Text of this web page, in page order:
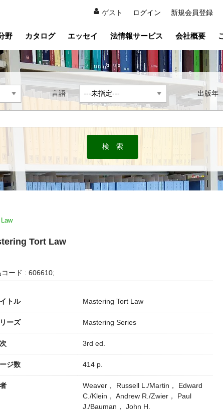
ゲスト ログイン 新規会員登録
野 カタログ エッセイ 法情報サービス 会社概要
言語 出版
Tort Law
コード : 606610;
トル Mastering Tort Law
ーズ Mastering Series
3rd ed.
ジ数 414 p.
Weaver， Russell L./Martin， Edward
C./Klein， Andrew R./Zwier， Paul
J./Bauman， John H.